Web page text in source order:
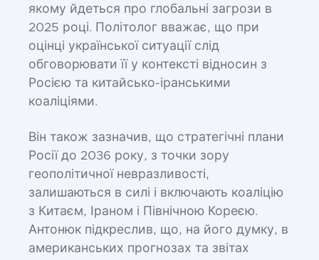
якому йдеться про глобальні загрози в
2025 році. Політолог вважає, що при
оцінці української ситуації слід
обговорювати її у контексті відносин з
Росією та китайсько-іранськими
коаліціями.
Він також зазначив, що стратегічні плани
Росії до 2036 року, з точки зору
геополітичної невразливості,
залишаються в силі і включають коаліцію
з Китаєм, Іраном і Північною Кореєю.
Антонюк підкреслив, що, на його думку, в
американських прогнозах та звітах